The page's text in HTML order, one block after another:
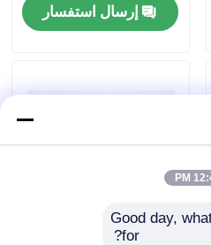
إرسال استفسار
لضاغط الهواء حلقات
Good day,
for?